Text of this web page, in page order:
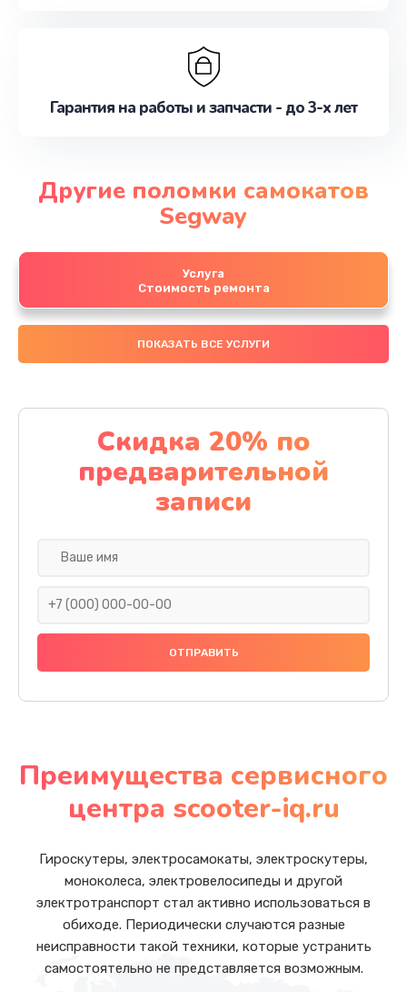
Гарантия на работы и запчасти - до 3-х лет
Другие поломки самокатов
Segway
Услуга
Стоимость ремонта
ПОКАЗАТЬ ВСЕ УСЛУГИ
Скидка 20% по
предварительной
записи
Преимущества сервисного
центра scooter-iq.ru
Гироскутеры, электросамокаты, электроскутеры,
моноколеса, электровелосипеды и другой
электротранспорт стал активно использоваться в
обиходе. Периодически случаются разные
неисправности такой техники, которые устранить
самостоятельно не представляется возможным.